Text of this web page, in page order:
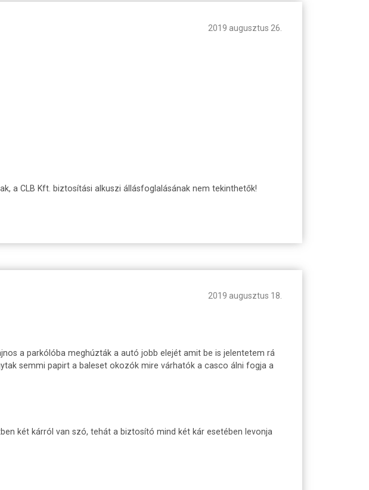
2019 augusztus 26.
a CLB Kft. biztosítási alkuszi állásfoglalásának nem tekinthetők!
2019 augusztus 18.
a parkólóba meghúzták a autó jobb elejét amit be is jelentetem rá
semmi papirt a baleset okozók mire várhatók a casco álni fogja a
két kárról van szó, tehát a biztosító mind két kár esetében levonja